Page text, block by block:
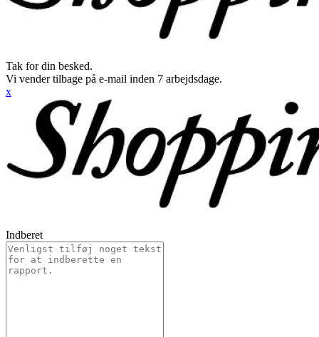
Tak for din besked.
Vi vender tilbage på e-mail inden 7 arbejdsdage.
x
Indberet